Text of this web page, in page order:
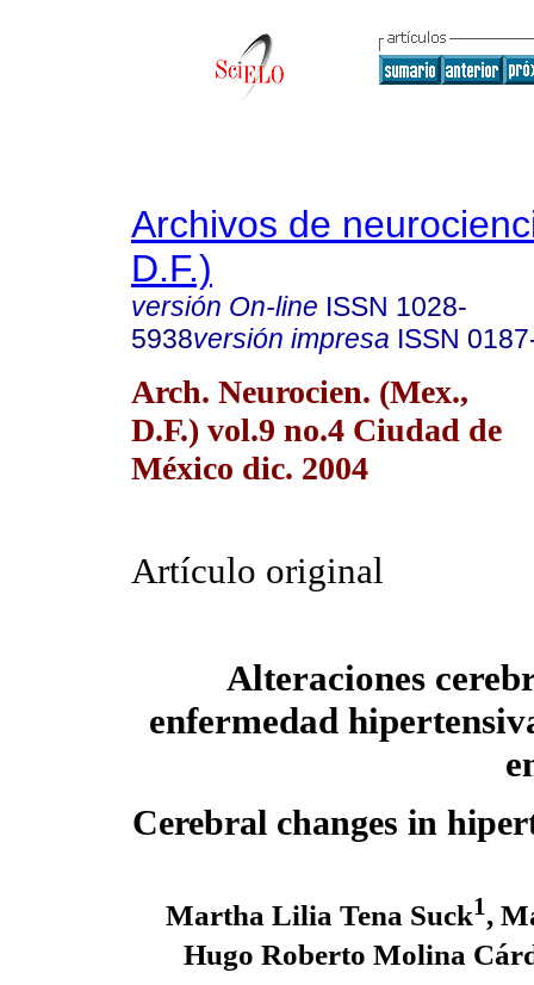
Archivos de
D.F.)
versión On-line ISSN 1028-
5938versión impresa ISSN
Arch. Neurocien. (Mex.,
D.F.) vol.9 no.4 Ciudad de
México dic. 2004
Artículo original
Alteraciones
enfermedad
Cerebral changes in
Martha Lilia Tena Suck1,
Hugo Roberto Molina